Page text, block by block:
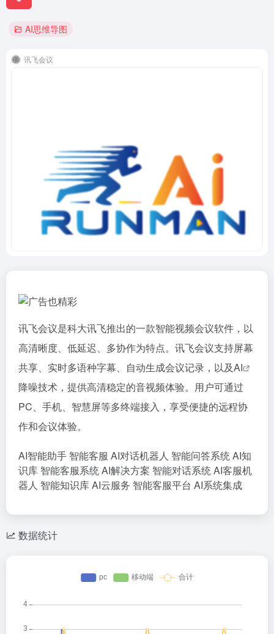
AI思维导图
讯飞会议
讯飞会议是科大讯飞推出的一款智能视频会议软件，以
高清晰度、低延迟、多协作为特点。讯飞会议支持屏幕
共享、实时多语种字幕、自动生成会议记录，以及AI
降噪技术，提供高清稳定的音视频体验。用户可通过
PC、手机、智慧屏等多终端接入，享受便捷的远程协
作和会议体验。
AI智能助手 智能客服 AI对话机器人 智能问答系统AI知
识库 智能客服系统AI解决方案 智能对话系统AI客服机
器人 智能知识库AI云服务 智能客服平台 AI系统集成
数据统计